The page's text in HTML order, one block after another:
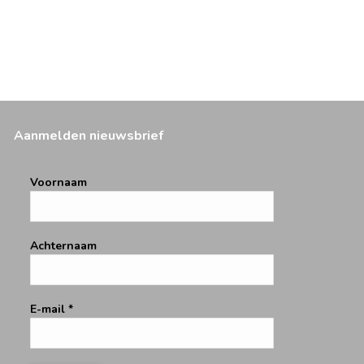
Aanmelden nieuwsbrief
Voornaam
Achternaam
E-mail *